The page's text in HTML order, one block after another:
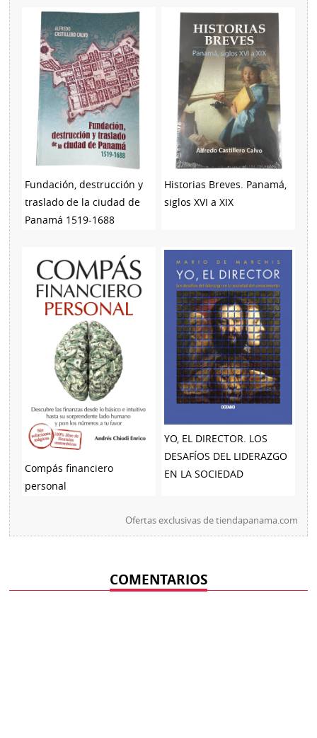
Fundación, destrucción y
traslado de la ciudad de
Panamá 1519-1688
Historias Breves. Panamá,
siglos XVI a XIX
Compás financiero
personal
YO, EL DIRECTOR. LOS
DESAFÍOS DEL LIDERAZGO
EN LA SOCIEDAD
Ofertas exclusivas detiendapanama.com
COMENTARIOS